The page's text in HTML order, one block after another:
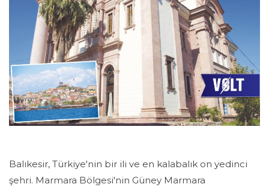
Balıkesir, Türkiye'nin bir ili ve en kalabalık on yedinci
şehri. Marmara Bölgesi'nin Güney Marmara